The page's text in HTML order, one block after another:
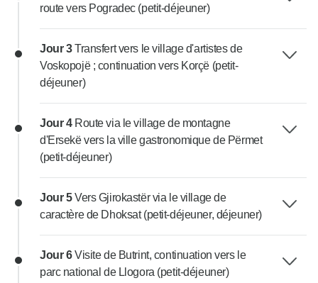
route vers Pogradec (petit-déjeuner)
Jour 3Transfert vers le village d'artistes de
Voskopojë ; continuation vers Korçë (petit-
déjeuner)
Jour 4 Route via le village de montagne
d'Ersekë vers la ville gastronomique de Përmet
(petit-déjeuner)
Jour 5Vers Gjirokastër via le village de
caractère de Dhoksat (petit-déjeuner, déjeuner)
Jour 6Visite de Butrint, continuation vers le
parc national de Llogora (petit-déjeuner)